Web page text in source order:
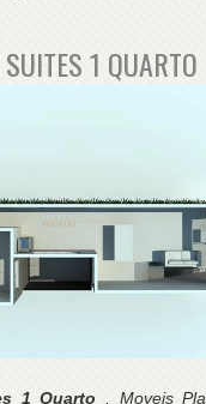
1 QUARTO
1 Quarto , Moveis